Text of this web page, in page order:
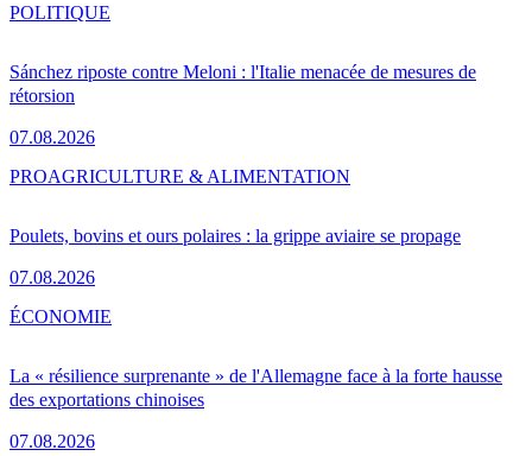
Sánchez riposte contre Meloni : l'Italie menacée de mesures de
rétorsion
07.08.2026
POLITIQUE
Poulets, bovins et ours polaires : la grippe aviaire se propage
07.08.2026
PROAGRICULTURE & ALIMENTATION
La « résilience surprenante » de l'Allemagne face à la forte hausse
des exportations chinoises
07.08.2026
ÉCONOMIE